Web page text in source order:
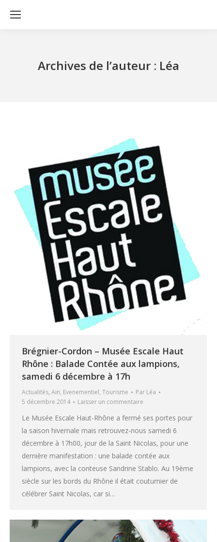
Archives de l’auteur : Léa
Brégnier-Cordon – Musée Escale Haut
Rhône : Balade Contée aux lampions,
samedi 6 décembre à 17h
Actualités, Ain, Evenementiel, Tourisme Par Léa
5 décembre 2014
Laisser un commentaire
Le Musée Escale Haut-Rhône a fermé ses portes pour
la saison hivernale mais retrouvez-nous samedi 6
décembre à 17h00, jour de la Saint Nicolas, pour une
dernière manifestation : une balade contée aux
lampions, avec la conteuse Sandrine Stablo. Au 19ème
siècle sur les bords du Rhône il était coutumier de
célébrer Saint Nicolas, car si…